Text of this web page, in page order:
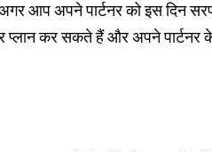
आप अपने पार्टनर को इस दिन
प्लान कर सकते हैं और अपने पार्टनर